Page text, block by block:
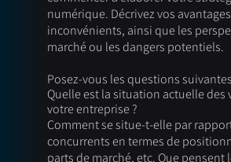
numérique. Décrivez vos
inconvénients, ainsi que les
marché ou les dangers potentiels.
Posez-vous les questions
Quelle est la situation actuelle des
votre entreprise ?
Comment se situe-t-elle par
concurrents en termes de
parts de marché, etc. Que pensent